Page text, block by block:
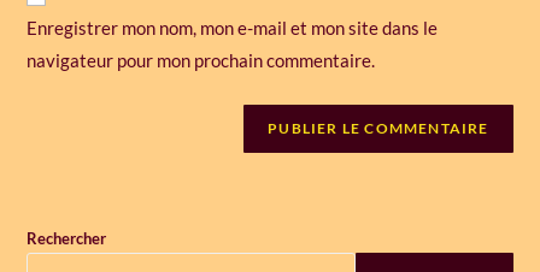
Enregistrer mon nom, mon e-mail et mon site dans le
navigateur pour mon prochain commentaire.
Rechercher